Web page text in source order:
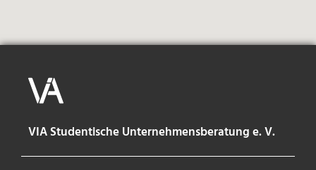
VIA Studentische Unternehmensberatung e. V.